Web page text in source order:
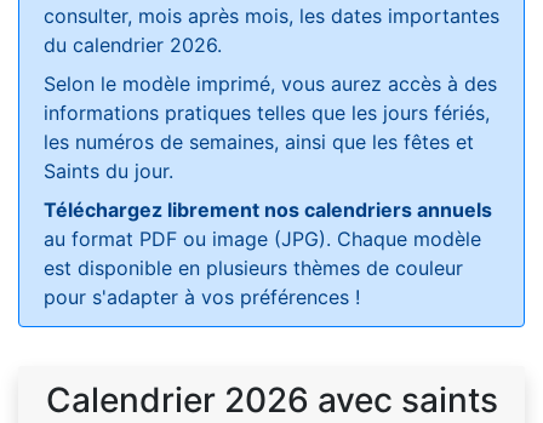
consulter, mois après mois, les dates importantes
du calendrier 2026.
Selon le modèle imprimé, vous aurez accès à des
informations pratiques telles que les jours fériés,
les numéros de semaines, ainsi que les fêtes et
Saints du jour.
Téléchargez librement nos calendriers annuels
au format PDF ou image (JPG). Chaque modèle
est disponible en plusieurs thèmes de couleur
pour s'adapter à vos préférences !
Calendrier 2026 avec saints